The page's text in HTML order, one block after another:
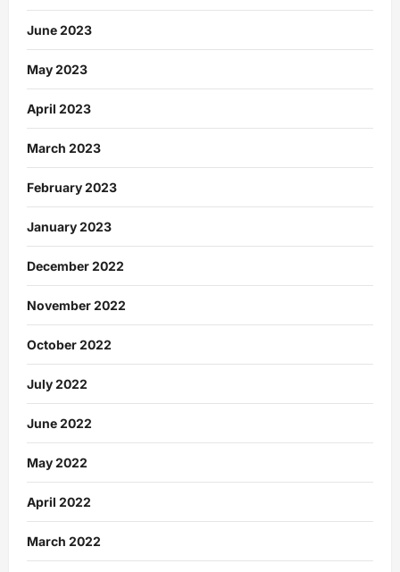
June 2023
May 2023
April 2023
March 2023
February 2023
January 2023
December 2022
November 2022
October 2022
July 2022
June 2022
May 2022
April 2022
March 2022